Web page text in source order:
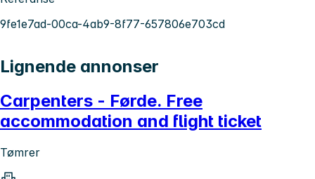
9fe1e7ad-00ca-4ab9-8f77-657806e703cd
Lignende annonser
Carpenters - Førde. Free
accommodation and flight ticket
Tømrer